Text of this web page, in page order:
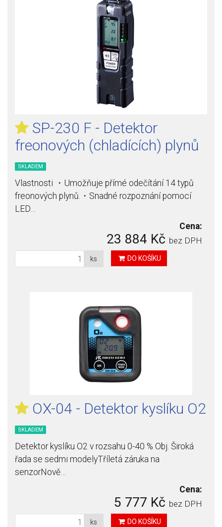
SP-230 F - Detektor
freonových (chladících) plynů
SKLADEM
Vlastnosti ・Umožňuje přímé odečítání 14 typů
freonových plynů.・Snadné rozpoznání pomocí
LED…
Cena:
23 884 Kč bez DPH
ks DO KOŠÍKU
OX-04 - Detektor kyslíku O2
SKLADEM
Detektor kyslíku O2 v rozsahu 0-40 % Obj. Široká
řada se sedmi modelyTříletá záruka na
senzorNově…
Cena:
5 777 Kč bez DPH
ks DO KOŠÍKU